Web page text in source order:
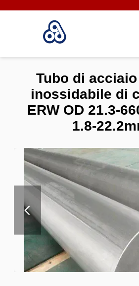
Tubo di
inossidabile di
ERW OD 21.3-
1.8-